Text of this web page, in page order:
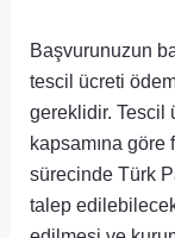
Başvurunuzun
tescil ücreti
gereklidir. Tescil
kapsamına göre
sürecinde Türk
talep